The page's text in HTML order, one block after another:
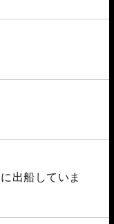
出船していま